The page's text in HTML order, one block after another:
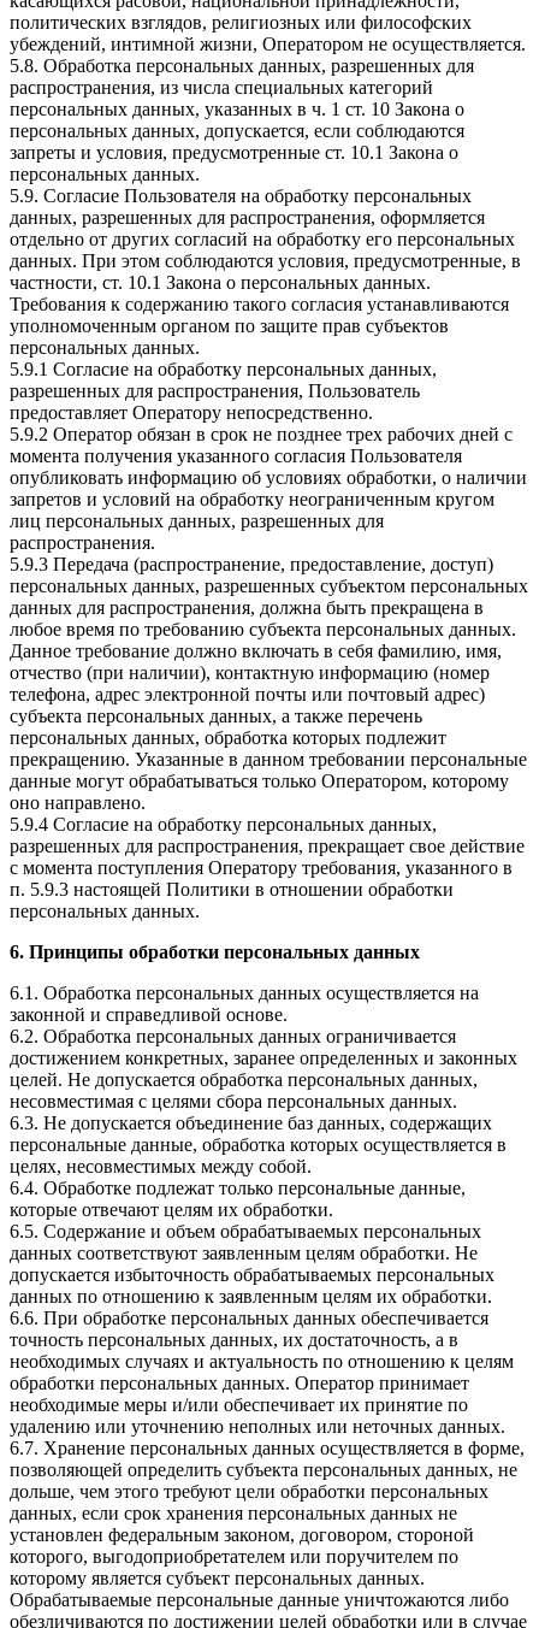
политических взглядов, религиозных или философских
убеждений, интимной жизни, Оператором не осуществляется.
5.8. Обработка персональных данных, разрешенных для
распространения, из числа специальных категорий
персональных данных, указанных в ч. 1 ст. 10 Закона о
персональных данных, допускается, если соблюдаются
запреты и условия, предусмотренные ст. 10.1 Закона о
персональных данных.
5.9. Согласие Пользователя на обработку персональных
данных, разрешенных для распространения, оформляется
отдельно от других согласий на обработку его персональных
данных. При этом соблюдаются условия, предусмотренные, в
частности, ст. 10.1 Закона о персональных данных.
Требования к содержанию такого согласия устанавливаются
уполномоченным органом по защите прав субъектов
персональных данных.
5.9.1 Согласие на обработку персональных данных,
разрешенных для распространения, Пользователь
предоставляет Оператору непосредственно.
5.9.2 Оператор обязан в срок не позднее трех рабочих дней с
момента получения указанного согласия Пользователя
опубликовать информацию об условиях обработки, о наличии
запретов и условий на обработку неограниченным кругом
лиц персональных данных, разрешенных для
распространения.
5.9.3 Передача (распространение, предоставление, доступ)
персональных данных, разрешенных субъектом персональных
данных для распространения, должна быть прекращена в
любое время по требованию субъекта персональных данных.
Данное требование должно включать в себя фамилию, имя,
отчество (при наличии), контактную информацию (номер
телефона, адрес электронной почты или почтовый адрес)
субъекта персональных данных, а также перечень
персональных данных, обработка которых подлежит
прекращению. Указанные в данном требовании персональные
данные могут обрабатываться только Оператором, которому
оно направлено.
5.9.4 Согласие на обработку персональных данных,
разрешенных для распространения, прекращает свое действие
с момента поступления Оператору требования, указанного в
п. 5.9.3 настоящей Политики в отношении обработки
персональных данных.
6. Принципы обработки персональных данных
6.1. Обработка персональных данных осуществляется на
законной и справедливой основе.
6.2. Обработка персональных данных ограничивается
достижением конкретных, заранее определенных и законных
целей. Не допускается обработка персональных данных,
несовместимая с целями сбора персональных данных.
6.3. Не допускается объединение баз данных, содержащих
персональные данные, обработка которых осуществляется в
целях, несовместимых между собой.
6.4. Обработке подлежат только персональные данные,
которые отвечают целям их обработки.
6.5. Содержание и объем обрабатываемых персональных
данных соответствуют заявленным целям обработки. Не
допускается избыточность обрабатываемых персональных
данных по отношению к заявленным целям их обработки.
6.6. При обработке персональных данных обеспечивается
точность персональных данных, их достаточность, а в
необходимых случаях и актуальность по отношению к целям
обработки персональных данных. Оператор принимает
необходимые меры и/или обеспечивает их принятие по
удалению или уточнению неполных или неточных данных.
6.7. Хранение персональных данных осуществляется в форме,
позволяющей определить субъекта персональных данных, не
дольше, чем этого требуют цели обработки персональных
данных, если срок хранения персональных данных не
установлен федеральным законом, договором, стороной
которого, выгодоприобретателем или поручителем по
которому является субъект персональных данных.
Обрабатываемые персональные данные уничтожаются либо
обезличиваются по достижении целей обработки или в случае